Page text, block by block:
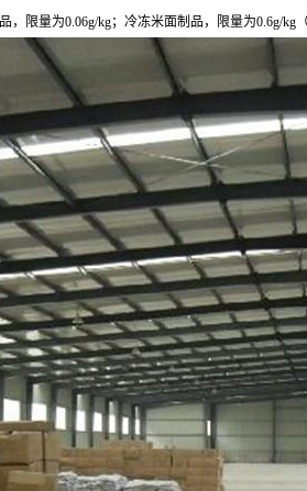
，限量为0.06g/kg；冷冻米面制品，限量为0.6g/kg